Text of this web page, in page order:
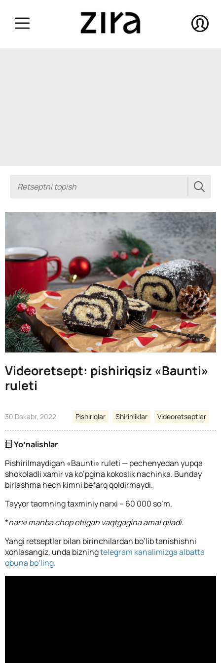
Videoretsept: pishiriqsiz «Baunti»
ruleti
30 Dekabr, 2022 Pishiriqlar Shirinliklar Videoretseptlar
Yo’nalishlar
Pishirilmaydigan «Baunti» ruleti — pechenyedan yupqa
shokoladli xamir va ko’pgina kokoslik nachinka. Bunday
birlashma hech kimni befarq qoldirmaydi.
Tayyor taomning taxminiy narxi – 60 000 so’m.
*narxi manba chop etilgan vaqtgagina amal qiladi.
Yangi retseptlar bilan birinchilardan bo’lib tanishishni
xohlasangiz, unda bizningtelegram kanalimizga albatta
obuna bo’ling.